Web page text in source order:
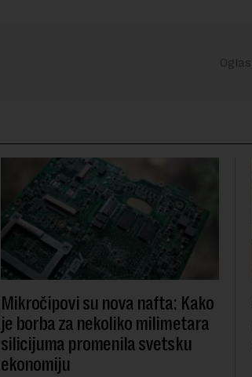
Mikročipovi su nova nafta: Kako
je borba za nekoliko milimetara
silicijuma promenila svetsku
ekonomiju